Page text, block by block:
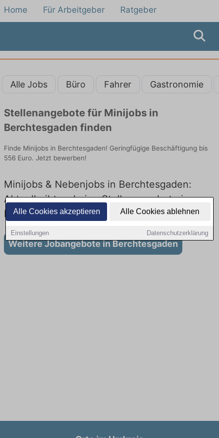
Alle Cookies akzeptieren Alle Cookies ablehnen
Einstellungen Datenschutzerklärung
Home Für Arbeitgeber Ratgeber
Alle Jobs Büro Fahrer Gastronomie
Stellenangebote für Minijobs in
Berchtesgaden finden
Finde Minijobs in Berchtesgaden! Geringfügige Beschäftigung bis
556 Euro. Jetzt bewerben!
Minijobs & Nebenjobs in Berchtesgaden:
Aktuell gibt es keine Stellenangebote in
Berchtesgaden
Weitere Jobangebote in Berchtesgaden